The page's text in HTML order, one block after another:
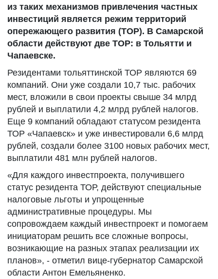
из таких механизмов привлечения частных
инвестиций является режим территорий
опережающего развития (ТОР). В Самарской
области действуют две ТОР: в Тольятти и
Чапаевске.
Резидентами тольяттинской ТОР являются 69
компаний. Они уже создали 10,7 тыс. рабочих
мест, вложили в свои проекты свыше 34 млрд
рублей и выплатили 4,2 млрд рублей налогов.
Еще 9 компаний обладают статусом резидента
ТОР «Чапаевск» и уже инвестировали 6,6 млрд
рублей, создали более 3100 новых рабочих мест,
выплатили 481 млн рублей налогов.
«Для каждого инвестпроекта, получившего
статус резидента ТОР, действуют специальные
налоговые льготы и упрощенные
административные процедуры. Мы
сопровождаем каждый инвестпроект и помогаем
инициаторам решить все сложные вопросы,
возникающие на разных этапах реализации их
планов», - отметил вице-губернатор Самарской
области Антон Емельяненко.